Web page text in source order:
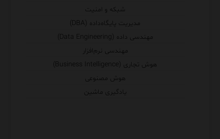
شبکه و امنیت
مدیریت پایگاه‌داده (DBA)
مهندسی داده (Data Engineering)
مهندسی نرم‌افزار
هوش تجاری (Business Intelligence)
هوش مصنوعی
یادگیری ماشین